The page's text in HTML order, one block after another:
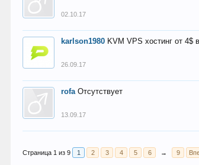
02.10.17
karlson1980 KVM VPS хостинг от
26.09.17
rofa Отсутствует
13.09.17
Страница 1 из 9 1 2 3 4 5 6 → 9